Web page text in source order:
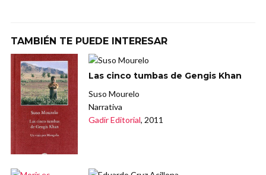
TAMBIÉN TE PUEDE INTERESAR
Las cinco tumbas de Gengis Khan
Suso Mourelo
Narrativa
Gadir Editorial, 2011